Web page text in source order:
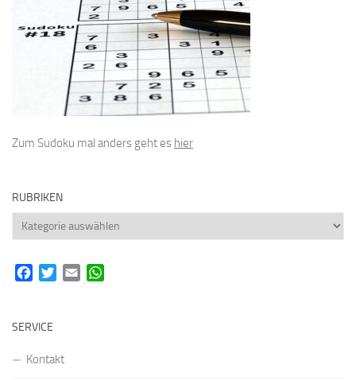
Zum Sudoku mal anders geht es hier
RUBRIKEN
Rubriken
FacebookTwitterEmail
SERVICE
Kontakt